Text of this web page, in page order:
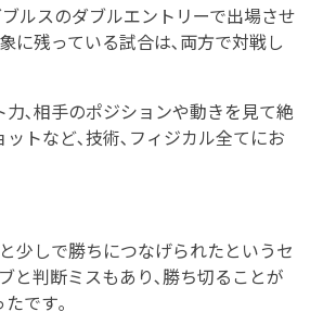
ルスのダブルエントリーで出場させ
に残っている試合は､両方で対戦し
､相手のポジションや動きを見て絶
トなど､技術､フィジカル全てにお
少しで勝ちにつなげられたというセ
と判断ミスもあり､勝ち切ることが
です｡